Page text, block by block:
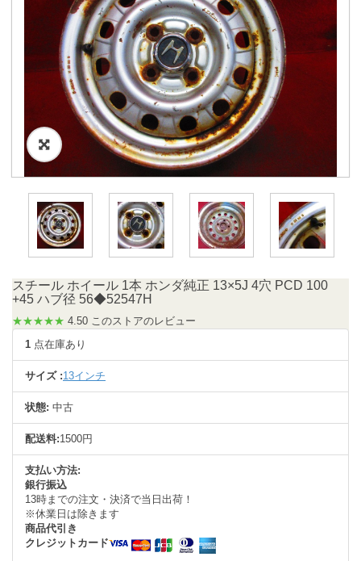
スチール ホイール 1本 ホンダ純正 13×5J 4穴 PCD 100
+45 ハブ径 56◆52547H
★★★★★ 4.50 このストアのレビュー
1 点在庫あり
サイズ :13インチ
状態: 中古
配送料:1500円
支払い方法:
銀行振込
13時までの注文・決済で当日出荷！
※休業日は除きます
商品代引き
クレジットカード